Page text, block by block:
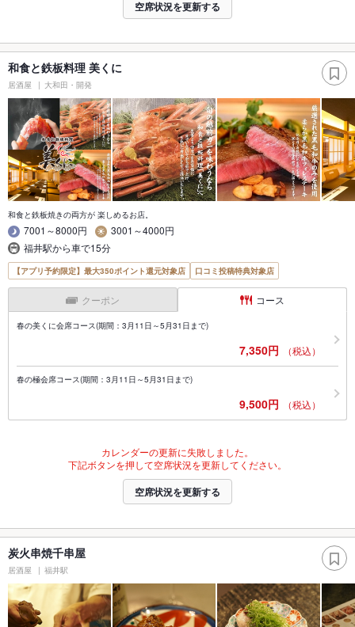
空席状況を更新する
和食と鉄板料理 美くに
居酒屋 大和田・開発
和食と鉄板焼きの両方が 楽しめるお店。
7001～8000円
3001～4000円
福井駅から車で15分
【アプリ予約限定】最大350ポイント還元対象店 口コミ投稿特典対象店
クーポン コース
春の美くに会席コース(期間：3月11日～5月31日まで)
7,350円 （税込）
春の極会席コース(期間：3月11日～5月31日まで)
9,500円 （税込）
カレンダーの更新に失敗しました。
下記ボタンを押して空席状況を更新してください。
空席状況を更新する
炭火串焼千串屋
居酒屋 福井駅